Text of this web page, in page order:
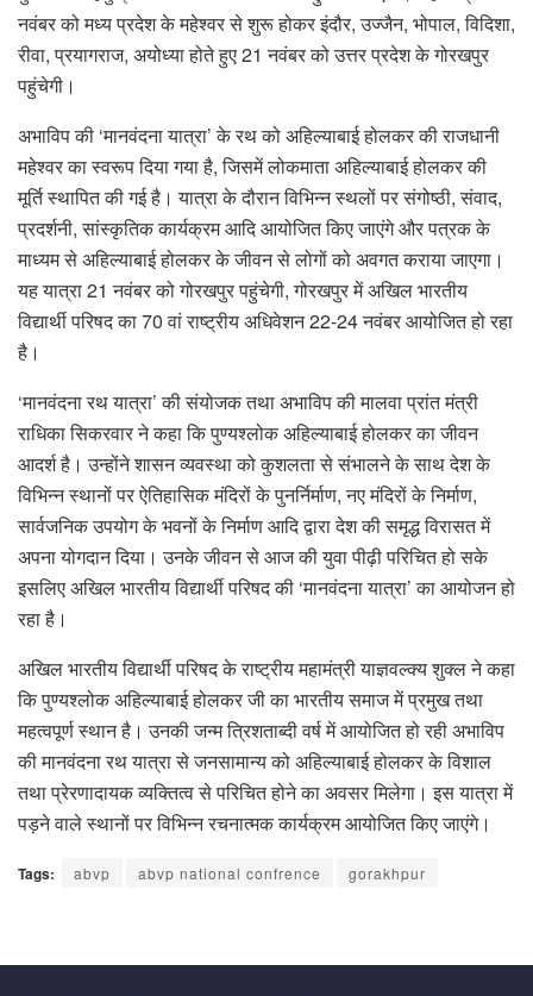
नवंबर को मध्य प्रदेश के महेश्वर से शुरू होकर इंदौर, उज्जैन, भोपाल, विदिशा,
रीवा, प्रयागराज, अयोध्या होते हुए 21 नवंबर को उत्तर प्रदेश के गोरखपुर
पहुंचेगी।
अभाविप की ‘मानवंदना यात्रा’ के रथ को अहिल्याबाई होलकर की राजधानी
महेश्वर का स्वरूप दिया गया है, जिसमें लोकमाता अहिल्याबाई होलकर की
मूर्ति स्थापित की गई है। यात्रा के दौरान विभिन्न स्थलों पर संगोष्ठी, संवाद,
प्रदर्शनी, सांस्कृतिक कार्यक्रम आदि आयोजित किए जाएंगे और पत्रक के
माध्यम से अहिल्याबाई होलकर के जीवन से लोगों को अवगत कराया जाएगा।
यह यात्रा 21 नवंबर को गोरखपुर पहुंचेगी, गोरखपुर में अखिल भारतीय
विद्यार्थी परिषद का 70 वां राष्ट्रीय अधिवेशन 22-24 नवंबर आयोजित हो रहा
है।
‘मानवंदना रथ यात्रा’ की संयोजक तथा अभाविप की मालवा प्रांत मंत्री
राधिका सिकरवार ने कहा कि पुण्यश्लोक अहिल्याबाई होलकर का जीवन
आदर्श है। उन्होंने शासन व्यवस्था को कुशलता से संभालने के साथ देश के
विभिन्न स्थानों पर ऐतिहासिक मंदिरों के पुनर्निर्माण, नए मंदिरों के निर्माण,
सार्वजनिक उपयोग के भवनों के निर्माण आदि द्वारा देश की समृद्ध विरासत में
अपना योगदान दिया। उनके जीवन से आज की युवा पीढ़ी परिचित हो सके
इसलिए अखिल भारतीय विद्यार्थी परिषद की ‘मानवंदना यात्रा’ का आयोजन हो
रहा है।
अखिल भारतीय विद्यार्थी परिषद के राष्ट्रीय महामंत्री याज्ञवल्क्य शुक्ल ने कहा
कि पुण्यश्लोक अहिल्याबाई होलकर जी का भारतीय समाज में प्रमुख तथा
महत्वपूर्ण स्थान है। उनकी जन्म त्रिशताब्दी वर्ष में आयोजित हो रही अभाविप
की मानवंदना रथ यात्रा से जनसामान्य को अहिल्याबाई होलकर के विशाल
तथा प्रेरणादायक व्यक्तित्व से परिचित होने का अवसर मिलेगा। इस यात्रा में
पड़ने वाले स्थानों पर विभिन्न रचनात्मक कार्यक्रम आयोजित किए जाएंगे।
Tags: abvp abvp national confrence gorakhpur